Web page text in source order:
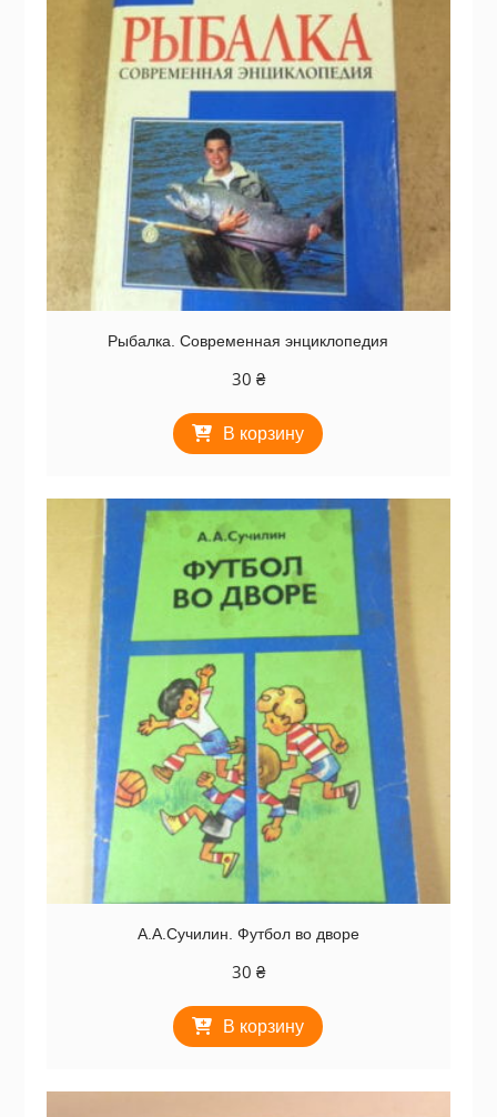
Рыбалка. Современная энциклопедия
30 ₴
В корзину
А.А.Сучилин. Футбол во дворе
30 ₴
В корзину